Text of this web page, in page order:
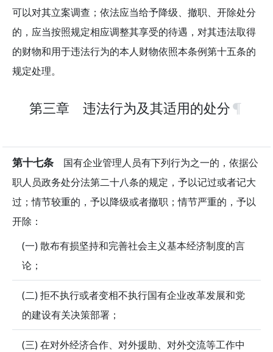
可以对其立案调查；依法应当给予降级、撤职、开除处分
的，应当按照规定相应调整其享受的待遇，对其违法取得
的财物和用于违法行为的本人财物依照本条例第十五条的
规定处理。
第三章 违法行为及其适用的处分
第十七条 国有企业管理人员有下列行为之一的，依据公
职人员政务处分法第二十八条的规定，予以记过或者记大
过；情节较重的，予以降级或者撤职；情节严重的，予以
开除：
(一) 散布有损坚持和完善社会主义基本经济制度的言
论；
(二) 拒不执行或者变相不执行国有企业改革发展和党
的建设有关决策部署；
(三) 在对外经济合作、对外援助、对外交流等工作中